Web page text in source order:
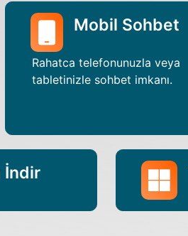
Mobil Sohbet
Rahatca telefonunuzla veya
tabletinizle sohbet imkanı.
İndir